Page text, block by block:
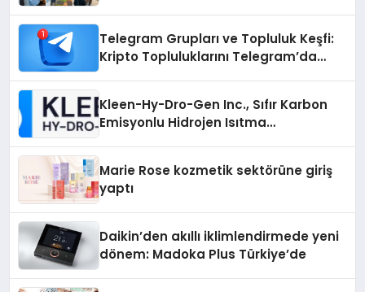
Telegram Grupları ve Topluluk Keşfi:
Kripto Topluluklarını Telegram’da
Kleen-Hy-Dro-Gen Inc., Sıfır Karbon
Emisyonlu Hidrojen Isıtma
Marie Rose kozmetik sektörüne giriş
yaptı
Daikin’den akıllı iklimlendirmede yeni
dönem: Madoka Plus Türkiye’de